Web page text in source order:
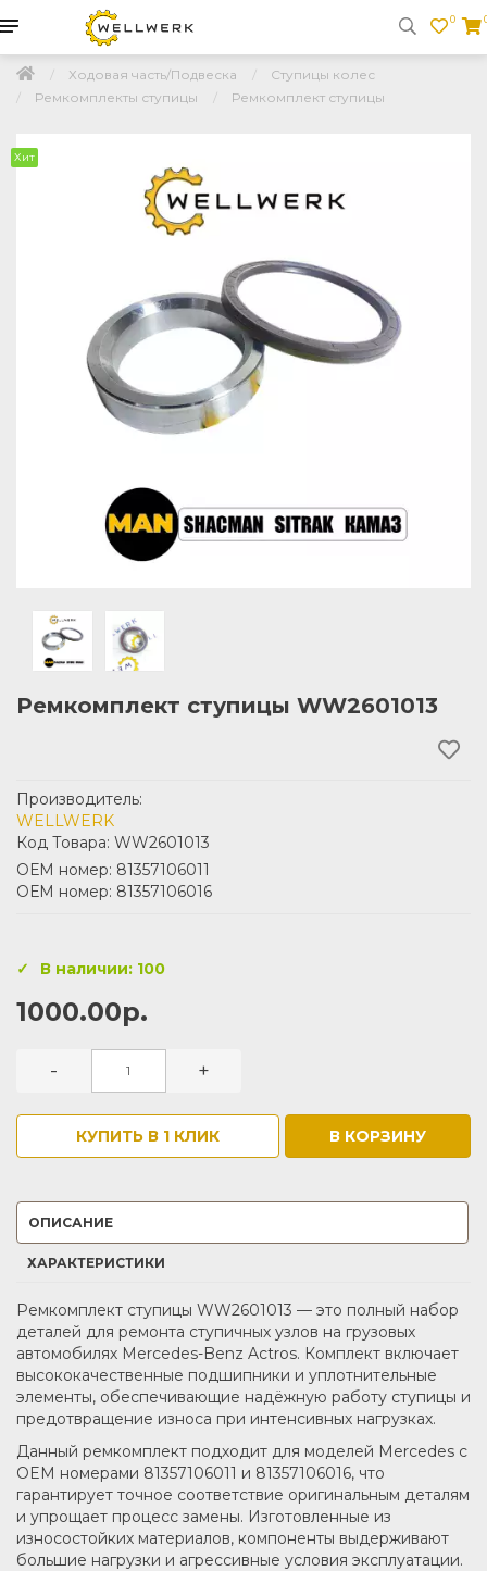
0
Ходовая часть/Подвеска
Ступицы колес
Ремкомплекты ступицы
Ремкомплект ступицы
Хит
Ремкомплект ступицы WW2601013
Производитель:
WELLWERK
Код Товара: WW2601013
ОЕМ номер: 81357106011
ОЕМ номер: 81357106016
В наличии: 100
1000.00р.
- +
КУПИТЬ В 1 КЛИК В КОРЗИНУ
ОПИСАНИЕ
ХАРАКТЕРИСТИКИ
Ремкомплект ступицы WW2601013 — это полный набор
деталей для ремонта ступичных узлов на грузовых
автомобилях Mercedes-Benz Actros. Комплект включает
высококачественные подшипники и уплотнительные
элементы, обеспечивающие надёжную работу ступицы и
предотвращение износа при интенсивных нагрузках.
Данный ремкомплект подходит для моделей Mercedes с
OEM номерами 81357106011 и 81357106016, что
гарантирует точное соответствие оригинальным деталям
и упрощает процесс замены. Изготовленные из
износостойких материалов, компоненты выдерживают
большие нагрузки и агрессивные условия эксплуатации.